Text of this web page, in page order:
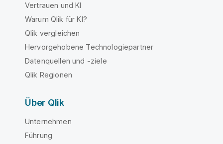
Vertrauen und KI
Warum Qlik für KI?
Qlik vergleichen
Hervorgehobene Technologiepartner
Datenquellen und -ziele
Qlik Regionen
Über Qlik
Unternehmen
Führung